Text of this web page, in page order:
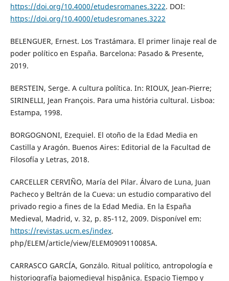
https://doi.org/10.4000/etudesromanes.3222. DOI:
https://doi.org/10.4000/etudesromanes.3222
BELENGUER, Ernest. Los Trastámara. El primer linaje real de
poder político en España. Barcelona: Pasado & Presente,
2019.
BERSTEIN, Serge. A cultura política. In: RIOUX, Jean-Pierre;
SIRINELLI, Jean François. Para uma história cultural. Lisboa:
Estampa, 1998.
BORGOGNONI, Ezequiel. El otoño de la Edad Media en
Castilla y Aragón. Buenos Aires: Editorial de la Facultad de
Filosofía y Letras, 2018.
CARCELLER CERVIÑO, María del Pilar. Álvaro de Luna, Juan
Pacheco y Beltrán de la Cueva: un estudio comparativo del
privado regio a fines de la Edad Media. En la España
Medieval, Madrid, v. 32, p. 85-112, 2009. Disponível em:
https://revistas.ucm.es/index.
php/ELEM/article/view/ELEM0909110085A.
CARRASCO GARCÍA, Gonzálo. Ritual político, antropología e
historiografía bajomedieval hispânica. Espacio Tiempo y